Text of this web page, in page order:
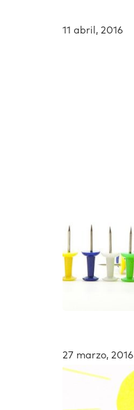
11 abril, 2016
27 marzo, 2016